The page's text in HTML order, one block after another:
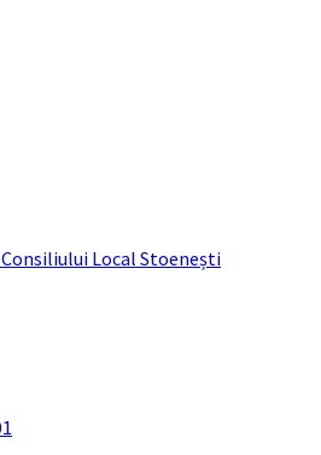
Local Stoenești